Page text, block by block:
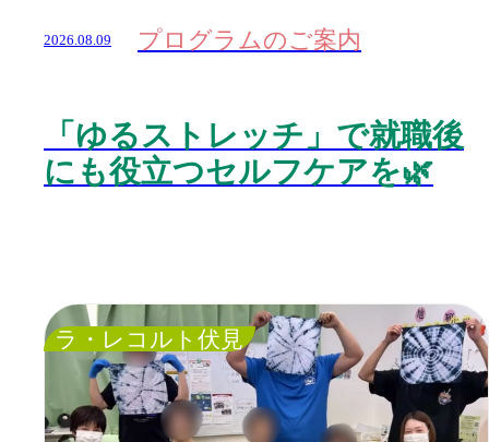
2026.08.09 プログラムのご案内
「ゆるストレッチ」で就職後
にも役立つセルフケアを🌿
ラ・レコルト伏見